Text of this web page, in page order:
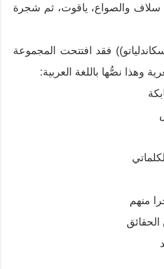
سلاف والصواع، ياقوت، ثم شجرة
فقد افتتحت المجموعة
وهذا نصُّها باللغة العربية:
منهم